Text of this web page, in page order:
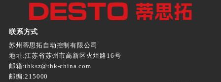
联系方式
苏州蒂思拓自动控制有限公司
地址:江苏省苏州市高新区火炬路16号
邮箱:thksz@thk-china.com
邮编:215000